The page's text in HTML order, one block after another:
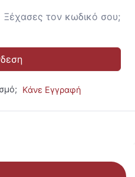
Ξέχασες τον κωδικό σου;
Κάνε Εγγραφή